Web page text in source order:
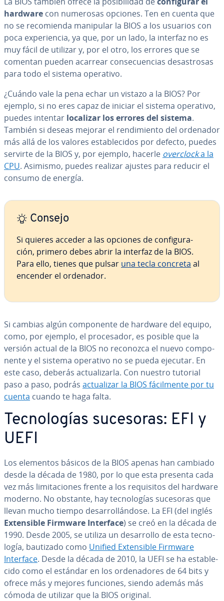
hardware con numerosas opciones. Ten en cuenta que
no se re­co­mie­n­da manipular la BIOS a los usuarios con
poca ex­pe­rie­n­cia, ya que, por un lado, la interfaz no es
muy fácil de utilizar y, por el otro, los errores que se
comentan pueden acarrear co­n­se­cue­n­cias de­sas­tro­sas
para todo el sistema operativo.
¿Cuándo vale la pena echar un vistazo a la BIOS? Por
ejemplo, si no eres capaz de iniciar el sistema operativo,
puedes intentar localizar los errores del sistema.
También si deseas mejorar el re­n­di­mie­n­to del ordenador
más allá de los valores es­ta­ble­ci­dos por defecto, puedes
servirte de la BIOS y, por ejemplo, hacerle overclocka la
CPU. Asimismo, puedes realizar ajustes para reducir el
consumo de energía.
Consejo
Si quieres acceder a las opciones de co­n­fi­gu­ra­
ción, primero debes abrir la interfaz de la BIOS.
Para ello, tienes que pulsar una tecla concreta al
encender el ordenador.
Si cambias algún co­m­po­ne­n­te de hardware del equipo,
como, por ejemplo, el pro­ce­sa­dor, es posible que la
versión actual de la BIOS no reconozca el nuevo co­m­po­
ne­n­te y el sistema operativo no se pueda ejecutar. En
este caso, deberás ac­tua­li­zar­la. Con nuestro tutorial
paso a paso, podrás ac­tua­li­zar la BIOS fá­ci­l­me­n­te por tu
cuenta cuando te haga falta.
Te­c­no­lo­gías sucesoras: EFI y
UEFI
Los elementos básicos de la BIOS apenas han cambiado
desde la década de 1980, por lo que esta presenta cada
vez más li­mi­ta­cio­nes frente a los re­qui­si­tos del hardware
moderno. No obstante, hay te­c­no­lo­gías sucesoras que
llevan mucho tiempo de­sa­rro­llá­n­do­se. La EFI (del inglés
Ex­te­n­si­ble Firmware Interface) se creó en la década de
1990. Desde 2005, se utiliza un de­sa­rro­llo de esta te­c­no­
lo­gía, bautizado como Unified Ex­te­n­si­ble Firmware
Interface. Desde la década de 2010, la UEFI se ha es­ta­ble­
ci­do como el estándar en los or­de­na­do­res de 64 bits y
ofrece más y mejores funciones, siendo además más
cómoda de utilizar que la BIOS original.